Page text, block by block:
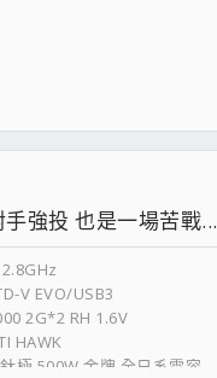
強投 也是一場苦戰...
V EVO/USB3
2G*2 RH 1.6V
HAWK
極 500W 金牌 全日系電容